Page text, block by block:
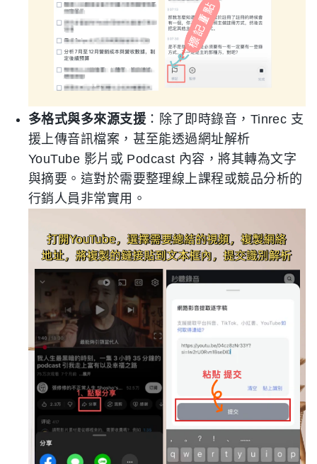
多格式與多來源支援 ：除了即時錄音，Tinrec 支
援上傳音訊檔案，甚至能透過網址解析
YouTube 影片或 Podcast 內容，將其轉為文字
與摘要。這對於需要整理線上課程或競品分析的
行銷人員非常實用。